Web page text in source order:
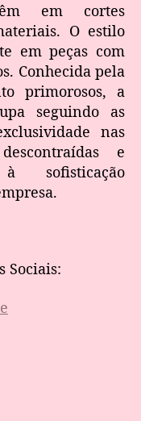
em cortes
O estilo
em peças com
Conhecida pela
primorosos, a
seguindo as
nas
e
sofisticação
Sociais: